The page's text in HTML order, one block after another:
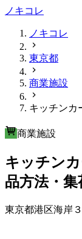
ノキコレ
ノキコレ
東京都
商業施設
キッチンカ
商業施設
キッチン
品方法・集
東京都港区海岸